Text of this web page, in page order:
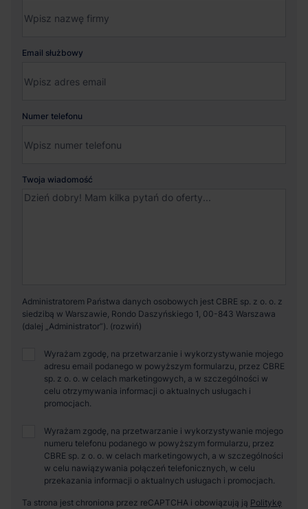
Email służbowy
Numer telefonu
Twoja wiadomość
Administratorem Państwa danych osobowych jest CBRE sp. z o. o. z
siedzibą w Warszawie, Rondo Daszyńskiego 1, 00-843 Warszawa
(dalej „Administrator”).
Wyrażam zgodę, na przetwarzanie i wykorzystywanie mojego
adresu email podanego w powyższym formularzu, przez CBRE
sp. z o. o. w celach marketingowych, a w szczególności w
celu otrzymywania informacji o aktualnych usługach i
promocjach.
Wyrażam zgodę, na przetwarzanie i wykorzystywanie mojego
numeru telefonu podanego w powyższym formularzu, przez
CBRE sp. z o. o. w celach marketingowych, a w szczególności
w celu nawiązywania połączeń telefonicznych, w celu
przekazania informacji o aktualnych usługach i promocjach.
Ta strona jest chroniona przez reCAPTCHA i obowiązują ją Politykę